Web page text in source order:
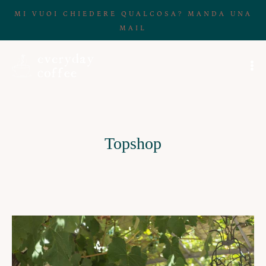
MI VUOI CHIEDERE QUALCOSA? MANDA UNA
MAIL
Topshop